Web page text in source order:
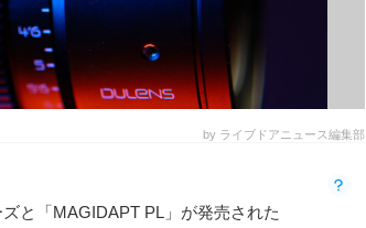
by ライブドアニュース編集部
と「MAGIDAPT PL」が発売された